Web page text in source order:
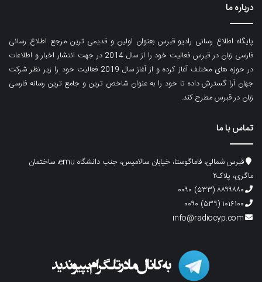
درباره ما
پایگاه اطلاع رسانی رادیو قبرس بعنوان اولین و قدیمی ترین مرجع اطلاع رسانی
فارسی زبان در قبرس فعالیت خود را از سال 2014 در جهت انتشار اخبار و اطلاعات
در حوزه های مختلف آغاز کرده و از آغاز سال 2019 فعالیت خود را زیر نظر شرکت
جهان آرا گسترش داده تا خود را به عنوان شاخص ترین و جامع ترین رسانه فارسی
زبان در قبرس مطرح کند.
تماس با ما
قبرس شمالی، فاماگوستا، خیابان سالامیس، جنب دانشگاه emu، ساختمان
ماگری، پلاک۲
۸۸۹۹۸۸۰ (۵۳۳) ۰۰۹۰
۱۰۱۶۱۰۰ (۵۳۹) ۰۰۹۰
info@radiocyp.com